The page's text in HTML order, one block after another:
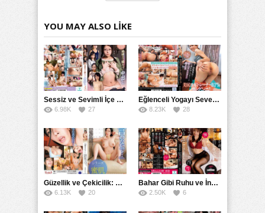
Siyah Sikini Seviyor porno izle,
Seviyor türkçe altyazılı izle
YOU MAY ALSO LIKE
Sessiz ve Sevimli İçe Dönükler İçin Kremalı Pastalar: 后藤えmi ve KTRA’nın Özel Tarifesi
6.98K 27
Eğlenceli Yogayı Seven Bir Kadınla Seks Deneyimi
8.23K 28
Güzellik ve Çekicilik: Bir İşyeri Kadininin Hikayesi
6.13K 20
Bahar Gibi Ruhu ve İncelikle Doldurmak
2.50K 6